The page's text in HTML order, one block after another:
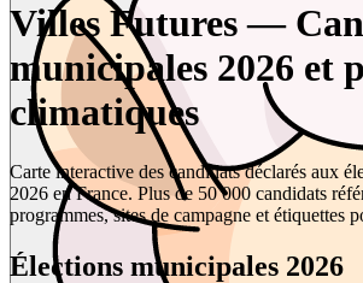
Villes Futures —
municipales 2026 et
climatiques
Carte interactive des candidats déclarés aux
2026 en France. Plus de 50 000 candidats
programmes, sites de campagne et étiquettes
Élections municipales 2026